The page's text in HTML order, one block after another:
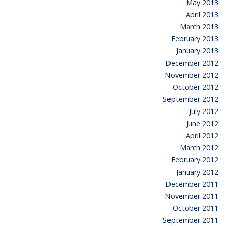
May 2013
April 2013
March 2013
February 2013
January 2013
December 2012
November 2012
October 2012
September 2012
July 2012
June 2012
April 2012
March 2012
February 2012
January 2012
December 2011
November 2011
October 2011
September 2011